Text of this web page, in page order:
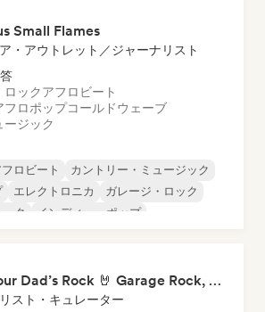
Small Flames
・アウトレット／ジャーナリスト
ロックアフロビート
フロポップコールドウェーブ
ージック
フロビート
カントリー・ミュージック
エレクトロニカ
ガレージ・ロック
ク
インディー・ポップ
Not Your Dad’s Rock 🤘 Garage Rock, Alt-Rock & Indie Anthems
スト・キュレーター